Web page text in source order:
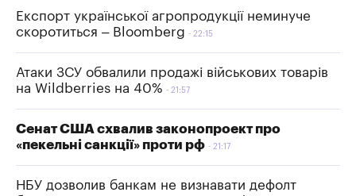
Експорт української агропродукції неминуче
скоротиться – Bloomberg
22:15
Атаки ЗСУ обвалили продажі військових товарів
на Wildberries на 40%
21:57
Сенат США схвалив законопроект про
«пекельні санкції» проти рф
21:17
НБУ дозволив банкам не визнавати дефолт